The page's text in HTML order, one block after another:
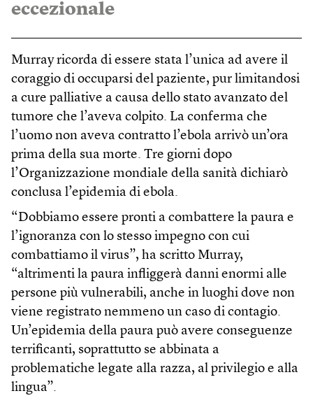
eccezionale
Murray ricorda di essere stata l’unica ad avere il
coraggio di occuparsi del paziente, pur limitandosi
a cure palliative a causa dello stato avanzato del
tumore che l’aveva colpito. La conferma che
l’uomo non aveva contratto l’ebola arrivò un’ora
prima della sua morte. Tre giorni dopo
l’Organizzazione mondiale della sanità dichiarò
conclusa l’epidemia di ebola.
“Dobbiamo essere pronti a combattere la paura e
l’ignoranza con lo stesso impegno con cui
combattiamo il virus”, ha scritto Murray,
“altrimenti la paura infliggerà danni enormi alle
persone più vulnerabili, anche in luoghi dove non
viene registrato nemmeno un caso di contagio.
Un’epidemia della paura può avere conseguenze
terrificanti, soprattutto se abbinata a
problematiche legate alla razza, al privilegio e alla
lingua”.